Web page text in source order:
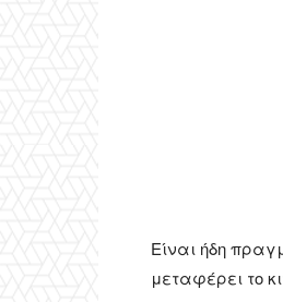
Είναι ήδη
μεταφέρει το